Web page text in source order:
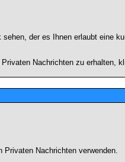
der es Ihnen erlaubt eine
Nachrichten zu erhalten,
Nachrichten verwenden.